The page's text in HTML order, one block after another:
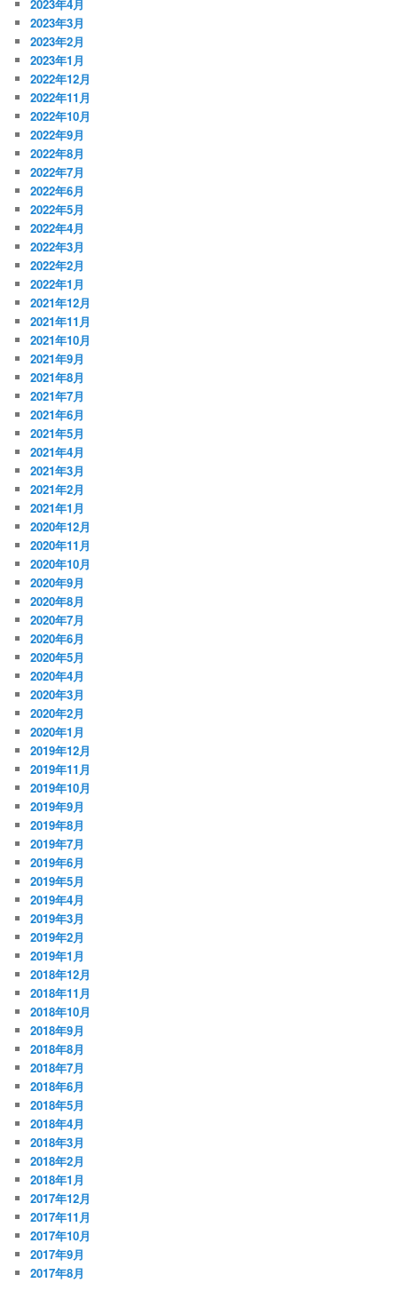
2023年4月
2023年3月
2023年2月
2023年1月
2022年12月
2022年11月
2022年10月
2022年9月
2022年8月
2022年7月
2022年6月
2022年5月
2022年4月
2022年3月
2022年2月
2022年1月
2021年12月
2021年11月
2021年10月
2021年9月
2021年8月
2021年7月
2021年6月
2021年5月
2021年4月
2021年3月
2021年2月
2021年1月
2020年12月
2020年11月
2020年10月
2020年9月
2020年8月
2020年7月
2020年6月
2020年5月
2020年4月
2020年3月
2020年2月
2020年1月
2019年12月
2019年11月
2019年10月
2019年9月
2019年8月
2019年7月
2019年6月
2019年5月
2019年4月
2019年3月
2019年2月
2019年1月
2018年12月
2018年11月
2018年10月
2018年9月
2018年8月
2018年7月
2018年6月
2018年5月
2018年4月
2018年3月
2018年2月
2018年1月
2017年12月
2017年11月
2017年10月
2017年9月
2017年8月